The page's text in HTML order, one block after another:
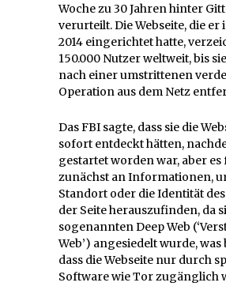
Woche zu 30 Jahren hinter
verurteilt. Die Webseite, die er
2014 eingerichtet hatte,
150.000 Nutzer weltweit, bis
nach einer umstrittenen
Operation aus dem Netz
Das FBI sagte, dass sie die
sofort entdeckt hätten,
gestartet worden war, aber es
zunächst an Informationen,
Standort oder die Identität
der Seite herauszufinden, da
sogenannten Deep Web
Web’) angesiedelt wurde, was
dass die Webseite nur durch
Software wie Tor zugänglich